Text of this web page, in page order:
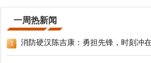
一周热新闻
1 消防硬汉陈吉康：勇担先锋，时刻冲